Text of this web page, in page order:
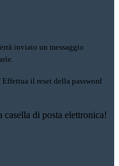
inviato un messaggio
il reset della password
di posta elettronica!